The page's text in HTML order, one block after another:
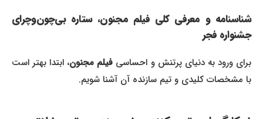
شناسنامه و معرفی کلی فیلم مجنون، ستاره بی‌چون‌وچرای
جشنواره فجر
برای ورود به دنیای پرتنش و احساسیفیلم مجنون، ابتدا بهتر است
با مشخصات کلیدی و تیم سازنده آن آشنا شویم.